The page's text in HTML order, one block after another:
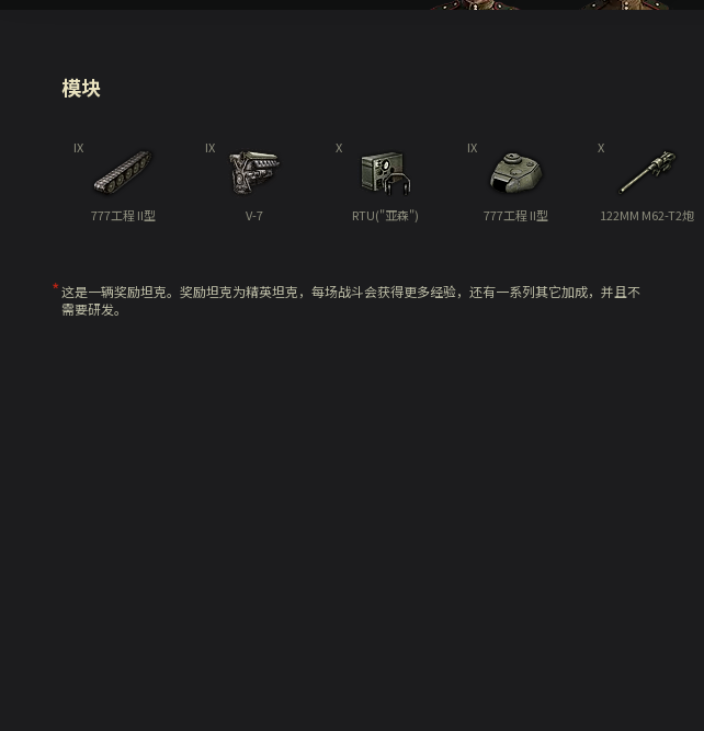
模块
IX
777工程 II型
IX
V-7
X
RTU("亚森")
IX
777工程 II型
X
122MM M62-T2炮
这是一辆奖励坦克。奖励坦克为精英坦克，每场战斗会获得更多经验，还有一系列其它加成，并且不
需要研发。